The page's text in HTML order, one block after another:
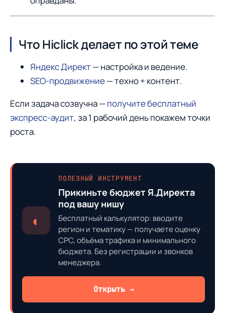
Что Hiclick делает по этой теме
Яндекс Директ— настройка и ведение.
SEO-продвижение— техно + контент.
Если задача созвучна —получите бесплатный
экспресс-аудит, за 1 рабочий день покажем точки
роста.
◐
ПОЛЕЗНЫЙ ИНСТРУМЕНТ
Прикиньте бюджет Я.Директа
под вашу нишу
Бесплатный калькулятор: вводите
регион и тематику — получаете оценку
CPC, объёма трафика и минимального
бюджета. Без регистрации и звонков
менеджера.
Открыть →